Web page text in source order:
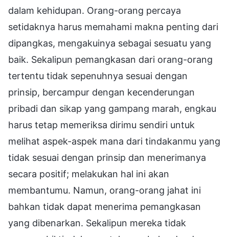
dalam kehidupan. Orang-orang percaya
setidaknya harus memahami makna penting dari
dipangkas, mengakuinya sebagai sesuatu yang
baik. Sekalipun pemangkasan dari orang-orang
tertentu tidak sepenuhnya sesuai dengan
prinsip, bercampur dengan kecenderungan
pribadi dan sikap yang gampang marah, engkau
harus tetap memeriksa dirimu sendiri untuk
melihat aspek-aspek mana dari tindakanmu yang
tidak sesuai dengan prinsip dan menerimanya
secara positif; melakukan hal ini akan
membantumu. Namun, orang-orang jahat ini
bahkan tidak dapat menerima pemangkasan
yang dibenarkan. Sekalipun mereka tidak